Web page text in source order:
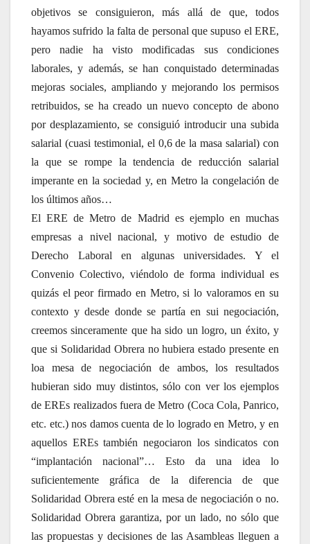
objetivos se consiguieron, más allá de que, todos
hayamos sufrido la falta de personal que supuso el ERE,
pero nadie ha visto modificadas sus condiciones
laborales, y además, se han conquistado determinadas
mejoras sociales, ampliando y mejorando los permisos
retribuidos, se ha creado un nuevo concepto de abono
por desplazamiento, se consiguió introducir una subida
salarial (cuasi testimonial, el 0,6 de la masa salarial) con
la que se rompe la tendencia de reducción salarial
imperante en la sociedad y, en Metro la congelación de
los últimos años…
El ERE de Metro de Madrid es ejemplo en muchas
empresas a nivel nacional, y motivo de estudio de
Derecho Laboral en algunas universidades. Y el
Convenio Colectivo, viéndolo de forma individual es
quizás el peor firmado en Metro, si lo valoramos en su
contexto y desde donde se partía en sui negociación,
creemos sinceramente que ha sido un logro, un éxito, y
que si Solidaridad Obrera no hubiera estado presente en
loa mesa de negociación de ambos, los resultados
hubieran sido muy distintos, sólo con ver los ejemplos
de EREs realizados fuera de Metro (Coca Cola, Panrico,
etc. etc.) nos damos cuenta de lo logrado en Metro, y en
aquellos EREs también negociaron los sindicatos con
“implantación nacional”… Esto da una idea lo
suficientemente gráfica de la diferencia de que
Solidaridad Obrera esté en la mesa de negociación o no.
Solidaridad Obrera garantiza, por un lado, no sólo que
las propuestas y decisiones de las Asambleas lleguen a